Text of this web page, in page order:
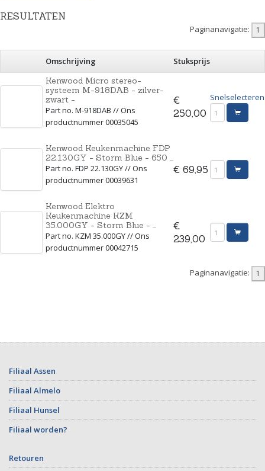
RESULTATEN
Paginanavigatie:
Omschrijving
Stuksprijs
Kenwood Micro stereo-
systeem M-918DAB - zilver-
zwart -
Part no. M-918DAB // Ons
productnummer 00035045
€
250,00
Snelselecteren
Kenwood Keukenmachine FDP
22.130GY - Storm Blue - 650 ...
Part no. FDP 22.130GY // Ons
productnummer 00039631
€ 69,95
Kenwood Elektro
Keukenmachine KZM
35.000GY - Storm Blue - ...
Part no. KZM 35.000GY // Ons
productnummer 00042715
€
239,00
Paginanavigatie:
Filiaal Assen
Filiaal Almelo
Filiaal Hunsel
Filiaal worden?
Retouren